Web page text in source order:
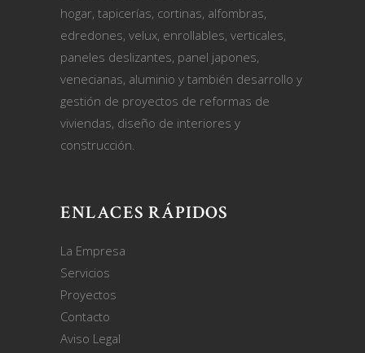
hogar, tapicerías, cortinas, alfombras,
edredones, velux, enrollables, verticales,
paneles deslizantes, panel japones,
venecianas, aluminio y también desarrollo y
gestión de proyectos de reformas de
viviendas, diseño de interiores y
construcción.
ENLACES RÁPIDOS
La Empresa
Servicios
Proyectos
Contacto
Aviso Legal